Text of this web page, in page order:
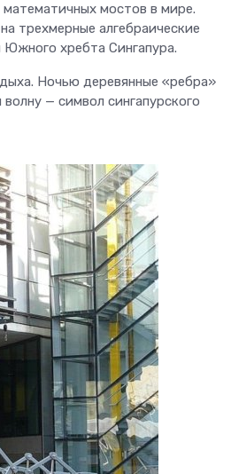
мостов в мире.
трехмерные алгебраические
хребта Сингапура.
Ночью деревянные «ребра»
— символ сингапурского